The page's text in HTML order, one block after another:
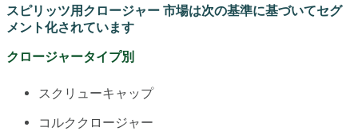
スピリッツ用クロージャー 市場は次の基準に基づいてセグ
メント化されています
クロージャータイプ別
スクリューキャップ
コルククロージャー